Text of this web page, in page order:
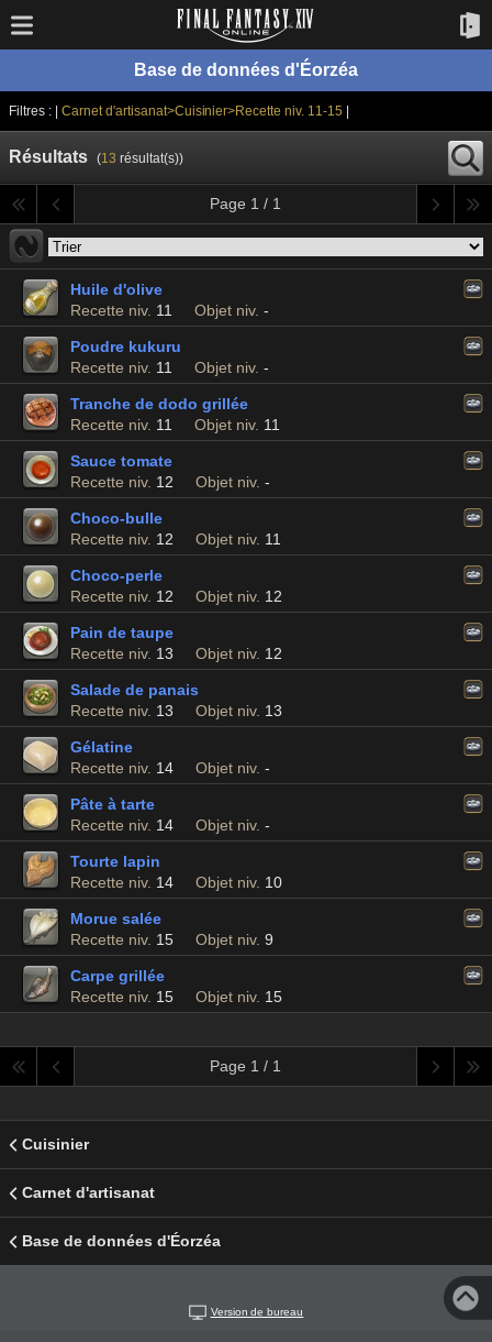
Base de données d'Éorzéa
Filtres : | Carnet d'artisanat>Cuisinier>Recette niv. 11-15
Résultats (13 résultat(s))
Page 1 / 1
Huile d'olive
Recette niv. 11 Objet niv. -
Poudre kukuru
Recette niv. 11 Objet niv. -
Tranche de dodo grillée
Recette niv. 11 Objet niv. 11
Sauce tomate
Recette niv. 12 Objet niv. -
Choco-bulle
Recette niv. 12 Objet niv. 11
Choco-perle
Recette niv. 12 Objet niv. 12
Pain de taupe
Recette niv. 13 Objet niv. 12
Salade de panais
Recette niv. 13 Objet niv. 13
Gélatine
Recette niv. 14 Objet niv. -
Pâte à tarte
Recette niv. 14 Objet niv. -
Tourte lapin
Recette niv. 14 Objet niv. 10
Morue salée
Recette niv. 15 Objet niv. 9
Carpe grillée
Recette niv. 15 Objet niv. 15
Page 1 / 1
Cuisinier
Carnet d'artisanat
Base de données d'Éorzéa
Version de bureau